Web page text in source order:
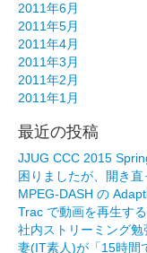
2011年6月
2011年5月
2011年4月
2011年3月
2011年2月
2011年1月
最近の投稿
JJUG CCC 2015
困りましたが、開き
MPEG-DASH の
Trac で動画を再生する
社内ストリーミング勉
妻(IT素人)が「15時間